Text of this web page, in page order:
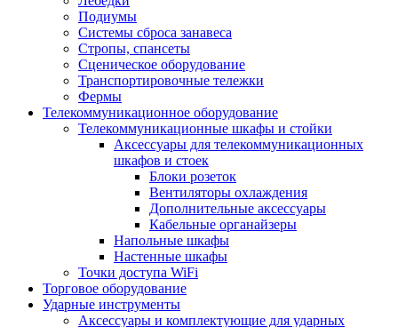
Подиумы
Системы сброса занавеса
Стропы, спансеты
Сценическое оборудование
Транспортировочные тележки
Фермы
Телекоммуникационное оборудование
Телекоммуникационные шкафы и стойки
Аксессуары для телекоммуникационных
шкафов и стоек
Блоки розеток
Вентиляторы охлаждения
Дополнительные аксессуары
Кабельные органайзеры
Напольные шкафы
Настенные шкафы
Точки доступа WiFi
Торговое оборудование
Ударные инструменты
Аксессуары и комплектующие для ударных